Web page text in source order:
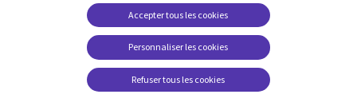
Études de cas
Baladodiffusions
Restrictions et
conditions juridiques
Carrières FAQ
Centre de gestion des
Personnaliser les cookies
Accepter tous les cookies
Refuser tous les cookies